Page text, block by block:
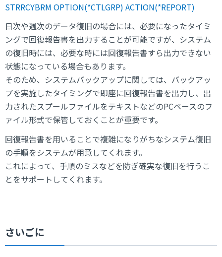
STRRCYBRM OPTION(*CTLGRP) ACTION(*REPORT)
日次や週次のデータ復旧の場合には、必要になったタイミ
ングで回復報告書を出力することが可能ですが、システム
の復旧時には、必要な時には回復報告書すら出力できない
状態になっている場合もあります。
そのため、システムバックアップに関しては、バックアッ
プを実施したタイミングで即座に回復報告書を出力し、出
力されたスプールファイルをテキストなどのPCベースのフ
ァイル形式で保管しておくことが重要です。
回復報告書を用いることで複雑になりがちなシステム復旧
の手順をシステムが用意してくれます。
これによって、手順のミスなどを防ぎ確実な復旧を行うこ
とをサポートしてくれます。
さいごに